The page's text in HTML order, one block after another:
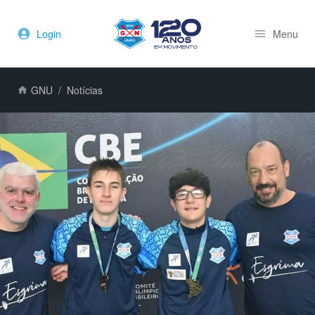
Login Menu
GNU Notícias